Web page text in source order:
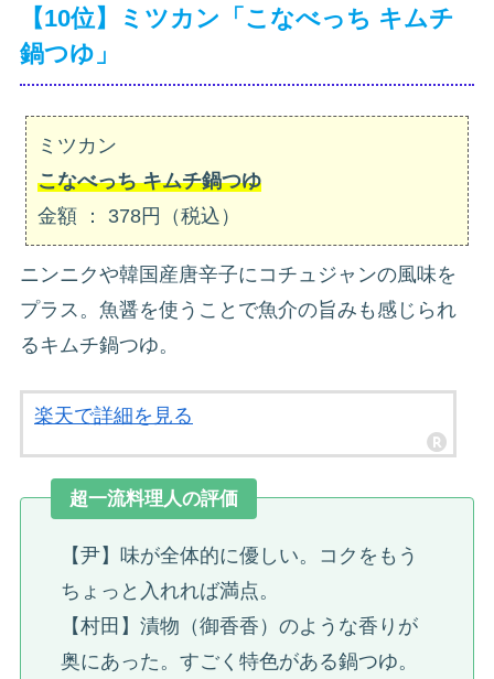
【10位】ミツカン「こなべっち キムチ
鍋つゆ」
ミツカン
こなべっち キムチ鍋つゆ
金額 ： 378円（税込）
ニンニクや韓国産唐辛子にコチュジャンの風味を
プラス。魚醤を使うことで魚介の旨みも感じられ
るキムチ鍋つゆ。
楽天で詳細を見る
超一流料理人の評価
【尹】味が全体的に優しい。コクをもう
ちょっと入れれば満点。
【村田】漬物（御香香）のような香りが
奥にあった。すごく特色がある鍋つゆ。